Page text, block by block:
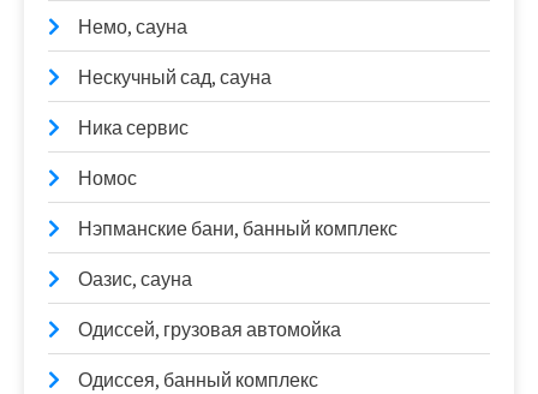
Немо, сауна
Нескучный сад, сауна
Ника сервис
Номос
Нэпманские бани, банный комплекс
Оазис, сауна
Одиссей, грузовая автомойка
Одиссея, банный комплекс